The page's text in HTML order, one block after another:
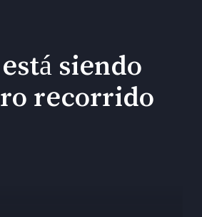
siendo
recorrido